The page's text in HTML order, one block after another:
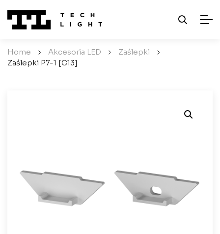
Home / Akcesoria LED / Zaślepki
/
Zaślepki P7-1 [C13]